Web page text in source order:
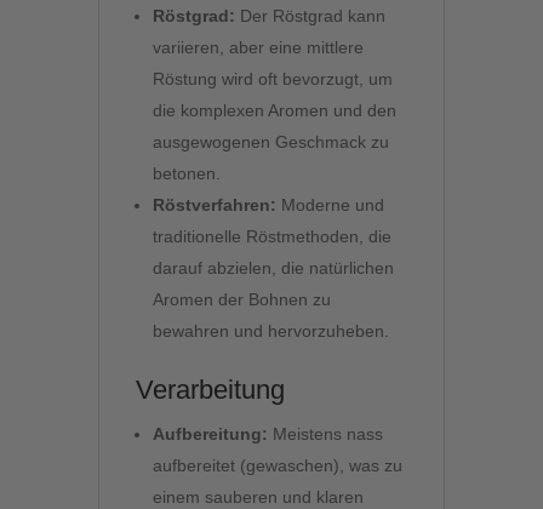
Röstgrad: Der Röstgrad kann
variieren, aber eine mittlere
Röstung wird oft bevorzugt, um
die komplexen Aromen und den
ausgewogenen Geschmack zu
betonen.
Röstverfahren: Moderne und
traditionelle Röstmethoden, die
darauf abzielen, die natürlichen
Aromen der Bohnen zu
bewahren und hervorzuheben.
Verarbeitung
Aufbereitung: Meistens nass
aufbereitet (gewaschen), was zu
einem sauberen und klaren